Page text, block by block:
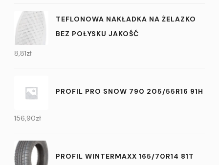
TEFLONOWA NAKŁADKA NA ŻELAZKO
BEZ POŁYSKU JAKOŚĆ
8,81zł
PROFIL PRO SNOW 790 205/55R16 91H
156,90zł
PROFIL WINTERMAXX 165/70R14 81T